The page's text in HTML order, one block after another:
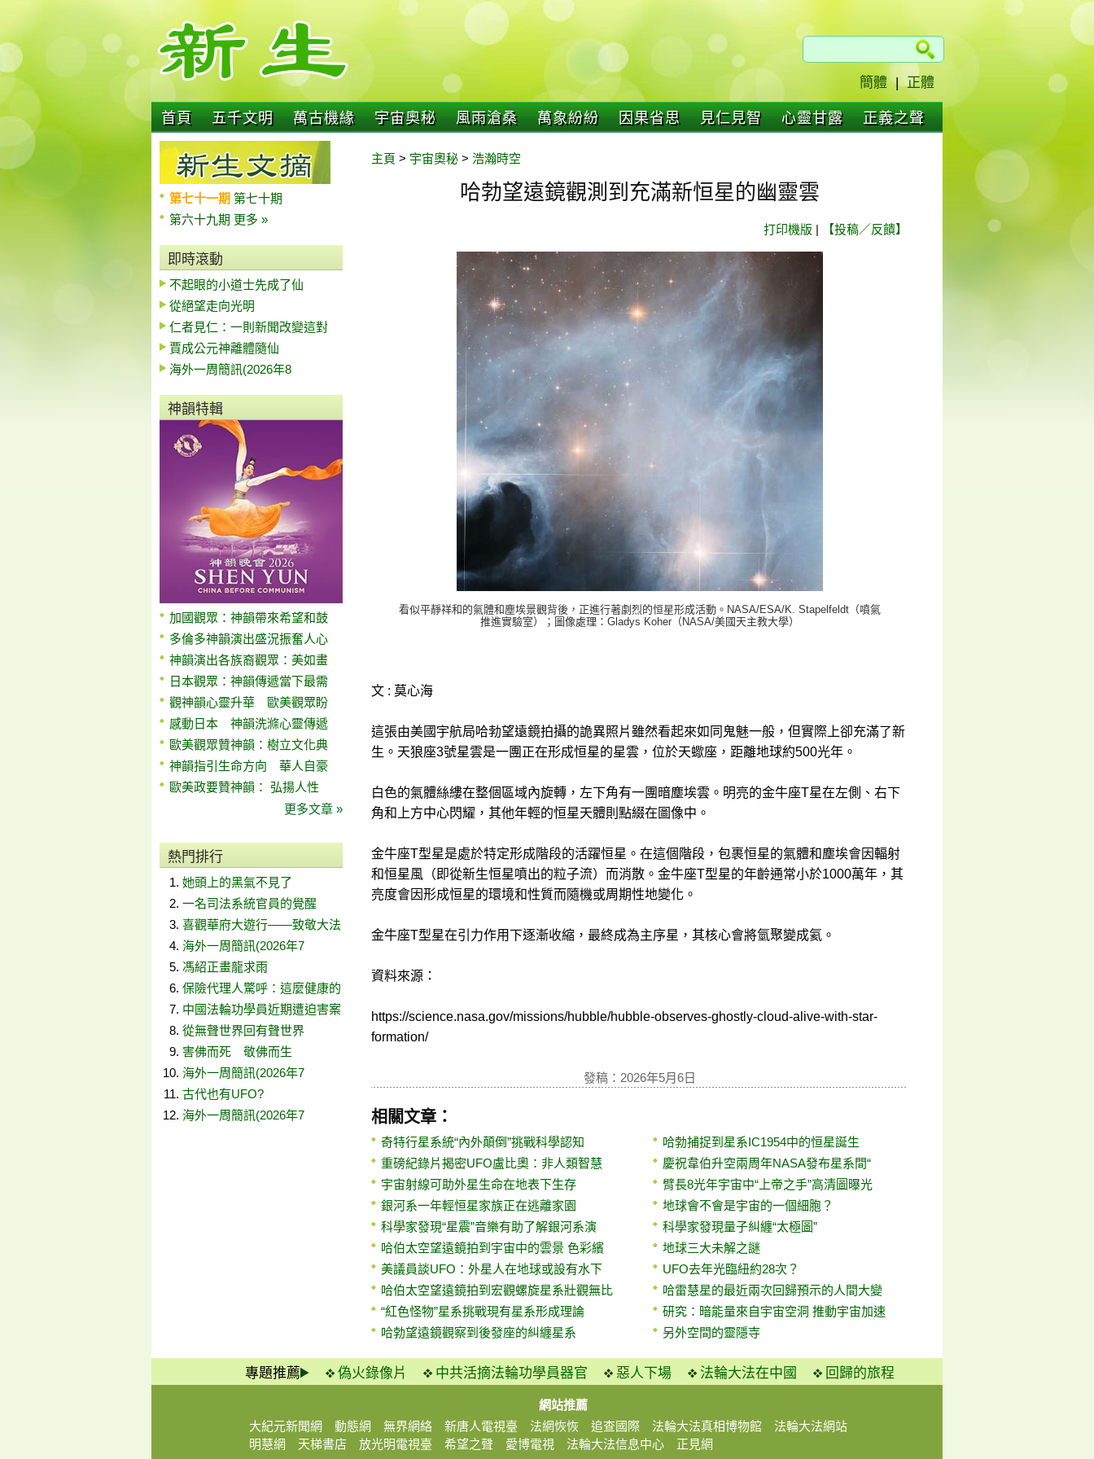
簡體 | 正體
首頁 五千文明 萬古機緣 宇宙奧秘 風雨滄桑 萬象紛紛 因果省思 見仁見智 心靈甘露 正義之聲
第七十一期 第七十期
第六十九期 更多 »
即時滾動
不起眼的小道士先成了仙
從絕望走向光明
仁者見仁：一則新聞改變這對
賈成公元神離體隨仙
海外一周簡訊(2026年8
神韻特輯
加國觀眾：神韻帶來希望和鼓
多倫多神韻演出盛況振奮人心
神韻演出各族裔觀眾：美如畫
日本觀眾：神韻傳遞當下最需
觀神韻心靈升華 歐美觀眾盼
感動日本 神韻洗滌心靈傳遞
歐美觀眾贊神韻：樹立文化典
神韻指引生命方向 華人自豪
歐美政要贊神韻： 弘揚人性
更多文章 »
熱門排行
她頭上的黑氣不見了
一名司法系統官員的覺醒
喜觀華府大遊行——致敬大法
海外一周簡訊(2026年7
馮紹正畫龍求雨
保險代理人驚呼：這麼健康的
中國法輪功學員近期遭迫害案
從無聲世界回有聲世界
害佛而死 敬佛而生
海外一周簡訊(2026年7
古代也有UFO?
海外一周簡訊(2026年7
主頁 > 宇宙奧秘 > 浩瀚時空
哈勃望遠鏡觀測到充滿新恒星的幽靈雲
打印機版 | 【投稿／反饋】
看似平靜祥和的氣體和塵埃景觀背後，正進行著劇烈的恒星形成活動。NASA/ESA/K. Stapelfeldt（噴氣
推進實驗室）；圖像處理：Gladys Koher（NASA/美國天主教大學）
文 : 莫心海
這張由美國宇航局哈勃望遠鏡拍攝的詭異照片雖然看起來如同鬼魅一般，但實際上卻充滿了新
生。天狼座3號星雲是一團正在形成恒星的星雲，位於天蠍座，距離地球約500光年。
白色的氣體絲縷在整個區域內旋轉，左下角有一團暗塵埃雲。明亮的金牛座T星在左側、右下
角和上方中心閃耀，其他年輕的恒星天體則點綴在圖像中。
金牛座T型星是處於特定形成階段的活躍恒星。在這個階段，包裹恒星的氣體和塵埃會因輻射
和恒星風（即從新生恒星噴出的粒子流）而消散。金牛座T型星的年齡通常小於1000萬年，其
亮度會因形成恒星的環境和性質而隨機或周期性地變化。
金牛座T型星在引力作用下逐漸收縮，最終成為主序星，其核心會將氫聚變成氦。
資料來源：
https://science.nasa.gov/missions/hubble/hubble-observes-ghostly-cloud-alive-with-star-
formation/
發稿：2026年5月6日
相關文章：
奇特行星系統“內外顛倒”挑戰科學認知
重磅紀錄片揭密UFO盧比奧：非人類智慧
宇宙射線可助外星生命在地表下生存
銀河系一年輕恒星家族正在逃離家園
科學家發現“星震”音樂有助了解銀河系演
哈伯太空望遠鏡拍到宇宙中的雲景 色彩繽
美議員談UFO：外星人在地球或設有水下
哈伯太空望遠鏡拍到宏觀螺旋星系壯觀無比
“紅色怪物”星系挑戰現有星系形成理論
哈勃望遠鏡觀察到後發座的糾纏星系
哈勃捕捉到星系IC1954中的恒星誕生
慶祝韋伯升空兩周年NASA發布星系間“
臂長8光年宇宙中“上帝之手”高清圖曝光
地球會不會是宇宙的一個細胞？
科學家發現量子糾纏“太極圖”
地球三大未解之謎
UFO去年光臨紐約28次？
哈雷慧星的最近兩次回歸預示的人間大變
研究：暗能量來自宇宙空洞 推動宇宙加速
另外空間的靈隱寺
專題推薦 偽火錄像片 中共活摘法輪功學員器官 惡人下場 法輪大法在中國 回歸的旅程
網站推薦
大紀元新聞網
動態網 無界網絡 新唐人電視臺 法網恢恢 追查國際 法輪大法真相博物館
法輪大法網站
明慧網
天梯書店 放光明電視臺 希望之聲 愛博電視 法輪大法信息中心 正見網